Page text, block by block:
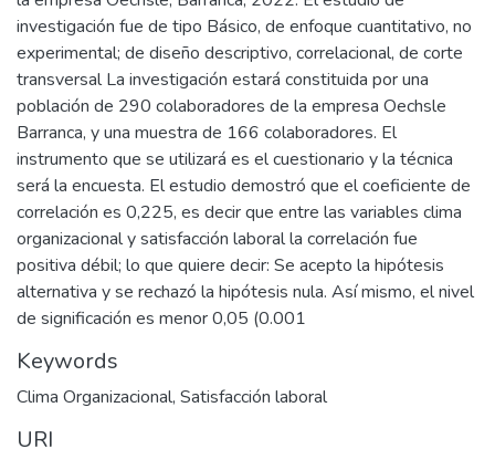
investigación fue de tipo Básico, de enfoque cuantitativo, no
experimental; de diseño descriptivo, correlacional, de corte
transversal La investigación estará constituida por una
población de 290 colaboradores de la empresa Oechsle
Barranca, y una muestra de 166 colaboradores. El
instrumento que se utilizará es el cuestionario y la técnica
será la encuesta. El estudio demostró que el coeficiente de
correlación es 0,225, es decir que entre las variables clima
organizacional y satisfacción laboral la correlación fue
positiva débil; lo que quiere decir: Se acepto la hipótesis
alternativa y se rechazó la hipótesis nula. Así mismo, el nivel
de significación es menor 0,05 (0.001
Keywords
Clima Organizacional, Satisfacción laboral
URI